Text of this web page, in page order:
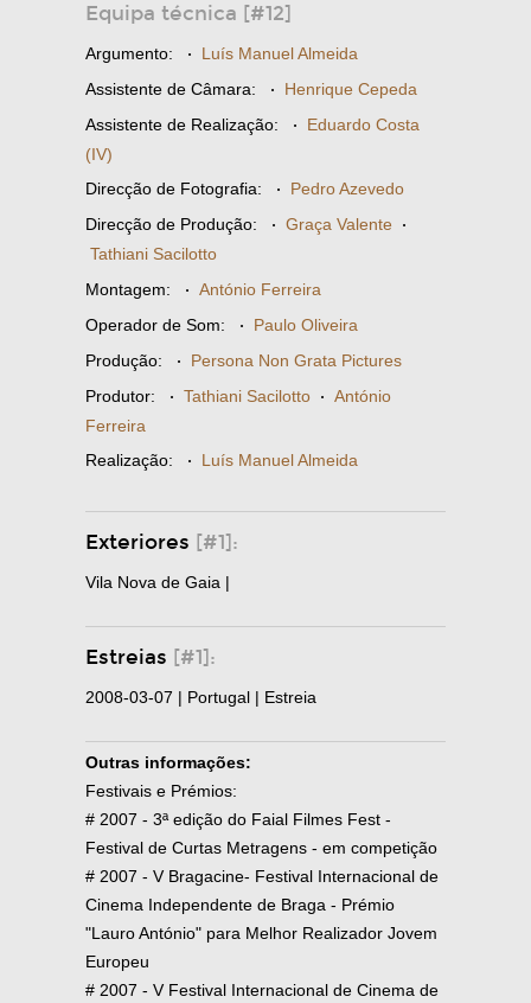
Equipa técnica [#12]
Argumento: · Luís Manuel Almeida
Assistente de Câmara: · Henrique Cepeda
Assistente de Realização: · Eduardo Costa
(IV)
Direcção de Fotografia: · Pedro Azevedo
Direcção de Produção: · Graça Valente ·
Tathiani Sacilotto
Montagem: · António Ferreira
Operador de Som: · Paulo Oliveira
Produção: · Persona Non Grata Pictures
Produtor: · Tathiani Sacilotto · António
Ferreira
Realização: · Luís Manuel Almeida
Exteriores [#1]:
Vila Nova de Gaia |
Estreias [#1]:
2008-03-07 | Portugal | Estreia
Outras informações:
Festivais e Prémios:
# 2007 - 3ª edição do Faial Filmes Fest -
Festival de Curtas Metragens - em competição
# 2007 - V Bragacine- Festival Internacional de
Cinema Independente de Braga - Prémio
"Lauro António" para Melhor Realizador Jovem
Europeu
# 2007 - V Festival Internacional de Cinema de